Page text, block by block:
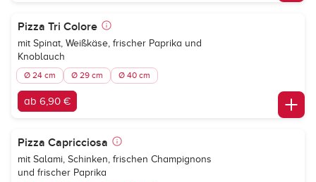
Pizza Tri Colore
mit Spinat, Weißkäse, frischer Paprika und
Knoblauch
Ø 24 cm Ø 29 cm Ø 40 cm
ab 6,90 €
Pizza Capricciosa
mit Salami, Schinken, frischen Champignons
und frischer Paprika